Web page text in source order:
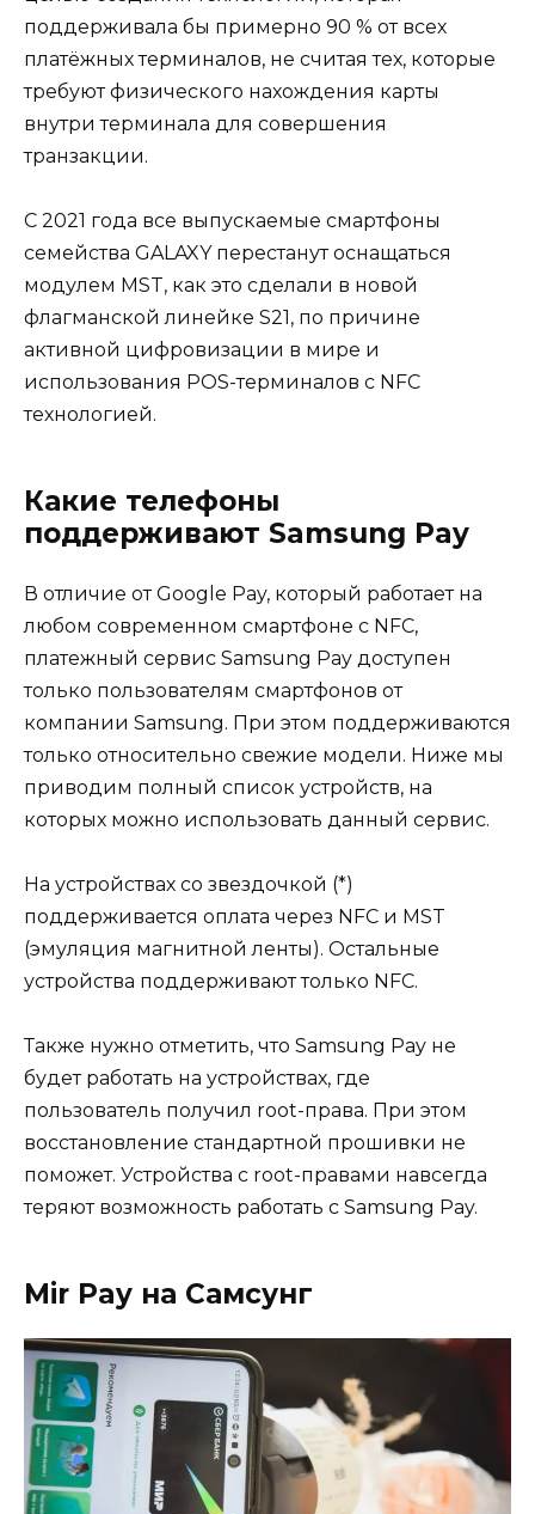
поддерживала бы примерно 90 % от всех
платёжных терминалов, не считая тех, которые
требуют физического нахождения карты
внутри терминала для совершения
транзакции.
С 2021 года все выпускаемые смартфоны
семейства GALAXY перестанут оснащаться
модулем MST, как это сделали в новой
флагманской линейке S21, по причине
активной цифровизации в мире и
использования POS-терминалов с NFC
технологией.
Какие телефоны
поддерживают Samsung Pay
В отличие от Google Pay, который работает на
любом современном смартфоне с NFC,
платежный сервис Samsung Pay доступен
только пользователям смартфонов от
компании Samsung. При этом поддерживаются
только относительно свежие модели. Ниже мы
приводим полный список устройств, на
которых можно использовать данный сервис.
На устройствах со звездочкой (*)
поддерживается оплата через NFC и MST
(эмуляция магнитной ленты). Остальные
устройства поддерживают только NFC.
Также нужно отметить, что Samsung Pay не
будет работать на устройствах, где
пользователь получил root-права. При этом
восстановление стандартной прошивки не
поможет. Устройства с root-правами навсегда
теряют возможность работать с Samsung Pay.
Mir Pay на Самсунг